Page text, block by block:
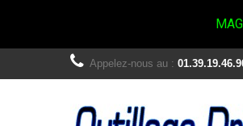
Appelez-nous au :